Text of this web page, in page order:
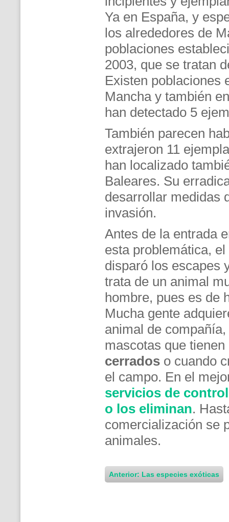
Ya en España, y
los alrededores de
poblaciones
2003, que se tratan
Existen poblaciones
Mancha y también
han detectado 5
También parecen
extrajeron 11
han localizado
Baleares. Su
desarrollar medidas
invasión.
Antes de la entrada
esta problemática,
disparó los escapes
trata de un animal
hombre, pues es de
Mucha gente
animal de
mascotas que
cerrados o cuando
el campo. En el
servicios de
o los eliminan.
comercialización se
animales.
Anterior: Las especies exóticas